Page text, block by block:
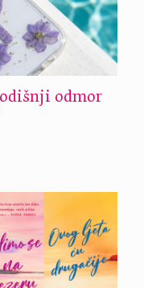
odmor